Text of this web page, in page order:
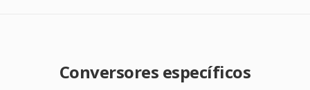
Conversores específicos